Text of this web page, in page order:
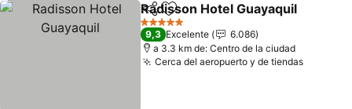
CompartirAgregar a favoritos
Radisson Hotel Guayaquil
5 Estrellas
9,3 Excelente
6.086
a 3.3 km de: Centro de la ciudad
Cerca del aeropuerto y de tiendas